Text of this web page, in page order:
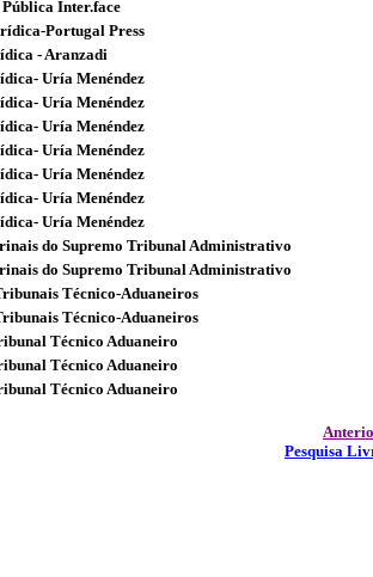
Inter.face
Portugal Press
- Aranzadi
Uría Menéndez
Uría Menéndez
Uría Menéndez
Uría Menéndez
Uría Menéndez
Uría Menéndez
Uría Menéndez
do Supremo Tribunal Administrativo
do Supremo Tribunal Administrativo
Técnico-Aduaneiros
Técnico-Aduaneiros
Técnico Aduaneiro
Técnico Aduaneiro
Técnico Aduaneiro
Pesquisa